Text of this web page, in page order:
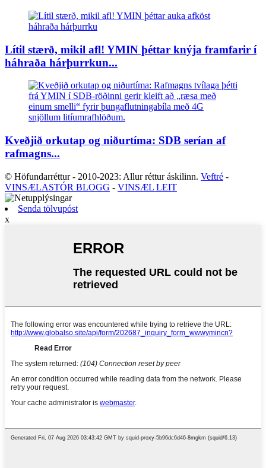
Lítil stærð, mikil afl! YMIN þéttar knýja framfarir í
háhraða hárþurrkun...
Kveðjið orkutap og niðurtíma: SDB serían af
rafmagns...
© Höfundarréttur - 2010-2023: Allur réttur áskilinn. Veftré -
VINSÆLASTÓR BLOGG - VINSÆL LEIT
Senda tölvupóst
x